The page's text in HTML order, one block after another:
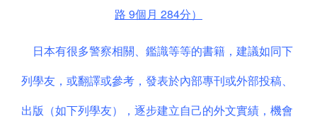
路 9個月 284分）
日本有很多警察相關、鑑識等等的書籍，建議如同下
列學友，或翻譯或參考，發表於內部專刊或外部投稿、
出版（如下列學友），逐步建立自己的外文實績，機會